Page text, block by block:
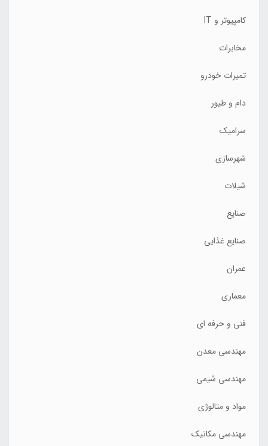
کامپیوتر و IT
مخابرات
تمیرات خودرو
دام و طیور
سرامیک
شهرسازی
شیلات
صنایع
صنایع غذایی
عمران
معماری
فنی و حرفه ای
مهندسی معدن
مهندسی شیمی
مواد و متالوژی
مهندسی مکانیک